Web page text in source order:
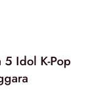
Idol K-Pop